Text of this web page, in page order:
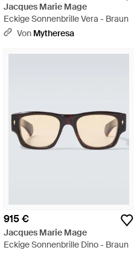
Jacques Marie Mage
Eckige Sonnenbrille Vera - Braun
Von Mytheresa
915 €
Jacques Marie Mage
Eckige Sonnenbrille Dino - Braun